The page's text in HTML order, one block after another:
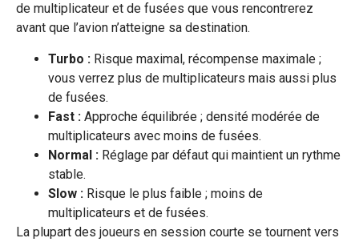
de multiplicateur et de fusées que vous rencontrerez
avant que l’avion n’atteigne sa destination.
Turbo : Risque maximal, récompense maximale ;
vous verrez plus de multiplicateurs mais aussi plus
de fusées.
Fast : Approche équilibrée ; densité modérée de
multiplicateurs avec moins de fusées.
Normal : Réglage par défaut qui maintient un rythme
stable.
Slow : Risque le plus faible ; moins de
multiplicateurs et de fusées.
La plupart des joueurs en session courte se tournent vers